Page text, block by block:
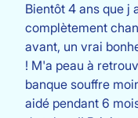
Bientôt 4 ans que j
complètement
avant, un vrai
! M'a peau à
banque souffre
aidé pendant 6